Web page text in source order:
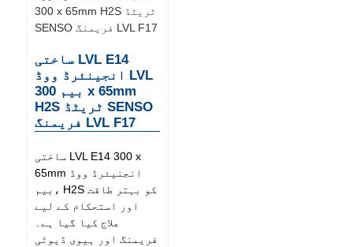
ساختی LVL E14
انجینئرڈ ووڈ LVL
بیم 300 x 65mm
H2S ٹریٹڈ SENSO
فریمنگ LVL F17
ساختی LVL E14 300 x
65mm انجنیئرڈ ووڈ
بیم، H2S کو بہتر طاقت
اور استحکام کے لیے
علاج کیا گیا ہے۔
فریمنگ اور ہیوی ڈیوٹی